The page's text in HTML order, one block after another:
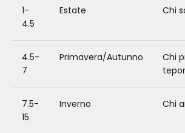
1-
4.5
Estate Chi
4.5-
7
Primavera/Autunno
Chi
7.5-
15
Inverno Chi